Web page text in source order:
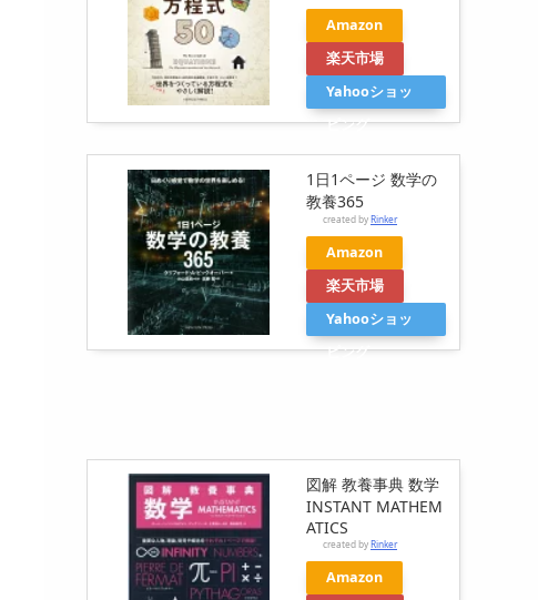
Amazon
楽天市場
Yahooショッ
ピング
1日1ページ 数学の
教養365
created by Rinker
Amazon
楽天市場
Yahooショッ
ピング
図解 教養事典 数学
INSTANT MATHEM
ATICS
created by Rinker
Amazon